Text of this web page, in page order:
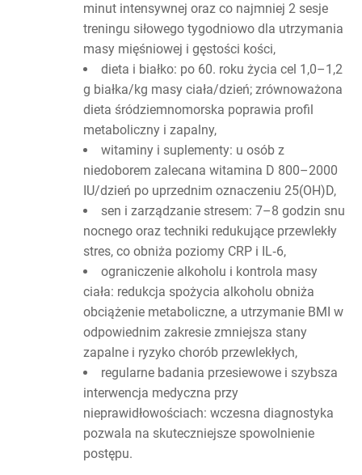
minut intensywnej oraz co najmniej 2 sesje
treningu siłowego tygodniowo dla utrzymania
masy mięśniowej i gęstości kości,
dieta i białko: po 60. roku życia cel 1,0–1,2
g białka/kg masy ciała/dzień; zrównoważona
dieta śródziemnomorska poprawia profil
metaboliczny i zapalny,
witaminy i suplementy: u osób z
niedoborem zalecana witamina D 800–2000
IU/dzień po uprzednim oznaczeniu 25(OH)D,
sen i zarządzanie stresem: 7–8 godzin snu
nocnego oraz techniki redukujące przewlekły
stres, co obniża poziomy CRP i IL‑6,
ograniczenie alkoholu i kontrola masy
ciała: redukcja spożycia alkoholu obniża
obciążenie metaboliczne, a utrzymanie BMI w
odpowiednim zakresie zmniejsza stany
zapalne i ryzyko chorób przewlekłych,
regularne badania przesiewowe i szybsza
interwencja medyczna przy
nieprawidłowościach: wczesna diagnostyka
pozwala na skuteczniejsze spowolnienie
postępu.